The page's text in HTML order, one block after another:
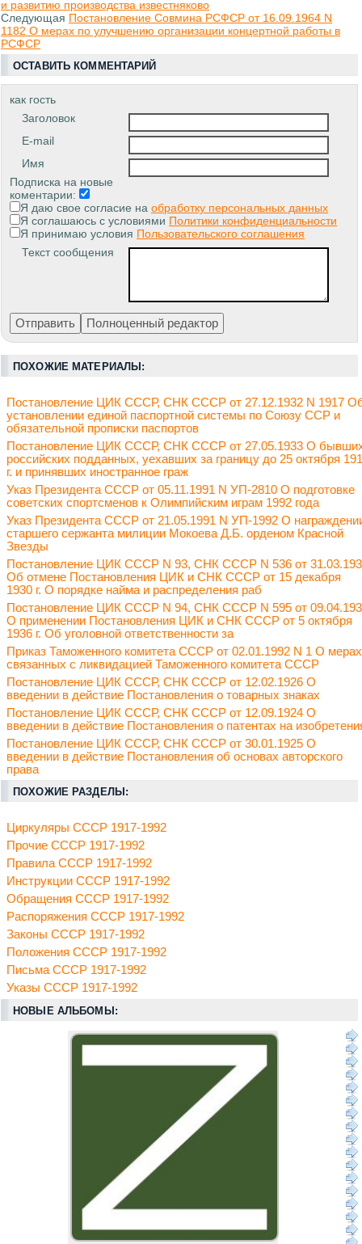
и развитию производства известняково
Следующая Постановление Совмина РСФСР от 16.09.1964 N
1182 О мерах по улучшению организации концертной работы в
РСФСР
ОСТАВИТЬ КОММЕНТАРИЙ
как гость
Заголовок
E-mail
Имя
Подписка на новые
коментарии:
Я даю свое согласие на обработку персональных данных
Я соглашаюсь с условиями Политики конфиденциальности
Я принимаю условия Пользовательского соглашения
Текст сообщения
ПОХОЖИЕ МАТЕРИАЛЫ:
Постановление ЦИК СССР, СНК СССР от 27.12.1932 N 1917
установлении единой паспортной системы по Союзу ССР и
обязательной прописки паспортов
Постановление ЦИК СССР, СНК СССР от 27.05.1933 О
российских подданных, уехавших за границу до 25 октября
г. и принявших иностранное граж
Указ Президента СССР от 05.11.1991 N УП-2810 О подготовке
советских спортсменов к Олимпийским играм 1992 года
Указ Президента СССР от 21.05.1991 N УП-1992 О
старшего сержанта милиции Мокоева Д.Б. орденом Красной
Звезды
Постановление ЦИК СССР N 93, СНК СССР N 536 от
Об отмене Постановления ЦИК и СНК СССР от 15 декабря
1930 г. О порядке найма и распределения раб
Постановление ЦИК СССР N 94, СНК СССР N 595 от
О применении Постановления ЦИК и СНК СССР от 5 октября
1936 г. Об уголовной ответственности за
Приказ Таможенного комитета СССР от 02.01.1992 N 1 О
связанных с ликвидацией Таможенного комитета СССР
Постановление ЦИК СССР, СНК СССР от 12.02.1926 О
введении в действие Постановления о товарных знаках
Постановление ЦИК СССР, СНК СССР от 12.09.1924 О
введении в действие Постановления о патентах на
Постановление ЦИК СССР, СНК СССР от 30.01.1925 О
введении в действие Постановления об основах авторского
права
ПОХОЖИЕ РАЗДЕЛЫ:
Циркуляры СССР 1917-1992
Прочие СССР 1917-1992
Правила СССР 1917-1992
Инструкции СССР 1917-1992
Обращения СССР 1917-1992
Распоряжения СССР 1917-1992
Законы СССР 1917-1992
Положения СССР 1917-1992
Письма СССР 1917-1992
Указы СССР 1917-1992
НОВЫЕ АЛЬБОМЫ: